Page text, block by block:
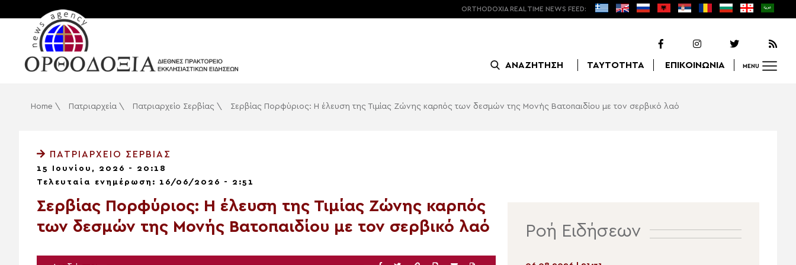
ORTHODOXIA REAL TIME NEWS FEED:
ΑΝΑΖΗΤΗΣΗ ΤΑΥΤΟΤΗΤΑ ΕΠΙΚΟΙΝΩΝΙΑ MENU
Home \ Πατριαρχεία \ Πατριαρχείο Σερβίας \ Σερβίας Πορφύριος: Η έλευση της Τιμίας Ζώνης καρπός των δεσμών της Μονής Βατοπαιδίου με τον σερβικό λαό
ΠΑΤΡΙΑΡΧΕΊΟ ΣΕΡΒΊΑΣ
15 Ιουνίου, 2026 - 20:18
Τελευταία ενημέρωση: 16/06/2026 - 2:51
Σερβίας Πορφύριος: Η έλευση της Τιμίας Ζώνης καρπός
των δεσμών της Μονής Βατοπαιδίου με τον σερβικό λαό
Ροή Ειδήσεων